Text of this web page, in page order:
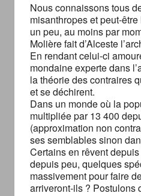
Nous connaissons tous
misanthropes et peut-
un peu, au moins par
Molière fait d’Alceste
En rendant celui-ci
mondaine experte dans
la théorie des contraires
et se déchirent.
Dans un monde où la
multipliée par 13 400
(approximation non
ses semblables sinon
Certains en rêvent
depuis peu, quelques
massivement pour faire
arriveront-ils ?